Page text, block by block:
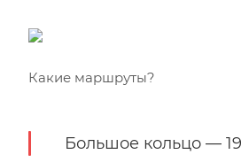
Какие маршруты?
Большое кольцо —